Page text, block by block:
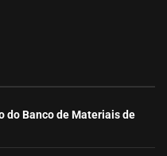
do Banco de Materiais de